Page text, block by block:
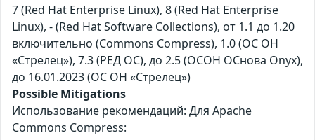
7 (Red Hat Enterprise Linux), 8 (Red Hat Enterprise
Linux), - (Red Hat Software Collections), от 1.1 до 1.20
включительно (Commons Compress), 1.0 (ОС ОН
«Стрелец»), 7.3 (РЕД ОС), до 2.5 (ОСОН ОСнова Оnyx),
до 16.01.2023 (ОС ОН «Стрелец»)
Possible Mitigations
Использование рекомендаций: Для Apache
Commons Compress: